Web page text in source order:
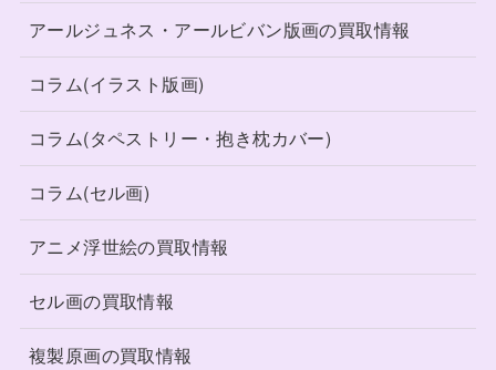
アールジュネス・アールビバン版画の買取情報
コラム(イラスト版画)
コラム(タペストリー・抱き枕カバー)
コラム(セル画)
アニメ浮世絵の買取情報
セル画の買取情報
複製原画の買取情報